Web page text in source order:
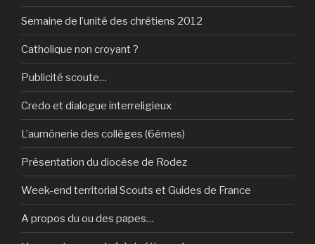
Semaine de l’unité des chrétiens 2012
Catholique non croyant ?
Publicité scoute…
Credo et dialogue interreligieux
L’aumônerie des collèges (6èmes)
Présentation du diocèse de Rodez
Week-end territorial Scouts et Guides de France
A propos du ou des papes…